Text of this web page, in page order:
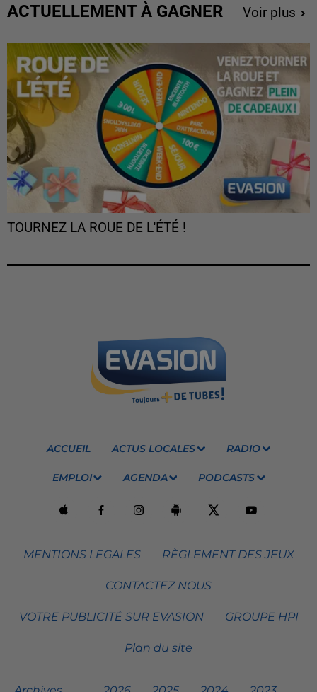
ACTUELLEMENT À GAGNER Voir plus
TOURNEZ LA ROUE DE L'ÉTÉ !
ACCUEIL ACTUS LOCALES RADIO
EMPLOI AGENDA PODCASTS
MENTIONS LEGALES RÈGLEMENT DES JEUX
CONTACTEZ NOUS
VOTRE PUBLICITÉ SUR EVASION GROUPE HPI
Plan du site